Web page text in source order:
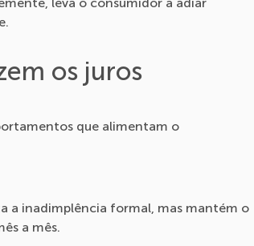
leva o consumidor a adiar
os juros
que alimentam o
a inadimplência formal, mas mantém o
a mês.